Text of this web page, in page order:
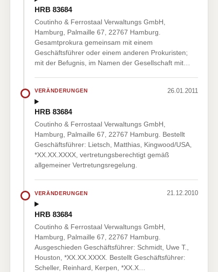
HRB 83684
Coutinho & Ferrostaal Verwaltungs GmbH,
Hamburg, Palmaille 67, 22767 Hamburg.
Gesamtprokura gemeinsam mit einem
Geschäftsführer oder einem anderen Prokuristen;
mit der Befugnis, im Namen der Gesellschaft mit…
VERÄNDERUNGEN 26.01.2011
HRB 83684
Coutinho & Ferrostaal Verwaltungs GmbH,
Hamburg, Palmaille 67, 22767 Hamburg. Bestellt
Geschäftsführer: Lietsch, Matthias, Kingwood/USA,
*XX.XX.XXXX, vertretungsberechtigt gemäß
allgemeiner Vertretungsregelung.
VERÄNDERUNGEN 21.12.2010
HRB 83684
Coutinho & Ferrostaal Verwaltungs GmbH,
Hamburg, Palmaille 67, 22767 Hamburg.
Ausgeschieden Geschäftsführer: Schmidt, Uwe T.,
Houston, *XX.XX.XXXX. Bestellt Geschäftsführer:
Scheller, Reinhard, Kerpen, *XX.X…